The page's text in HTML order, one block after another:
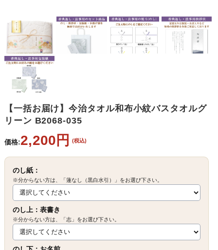
【一括お届け】今治タオル和布小紋バスタオルグ
リーン B2068-035
価格:2,200円 (税込)
のし紙：
※分からない方は、「蓮なし（黒白水引）」をお選び下さい。
のし上：表書き
※分からない方は、「志」をお選び下さい。